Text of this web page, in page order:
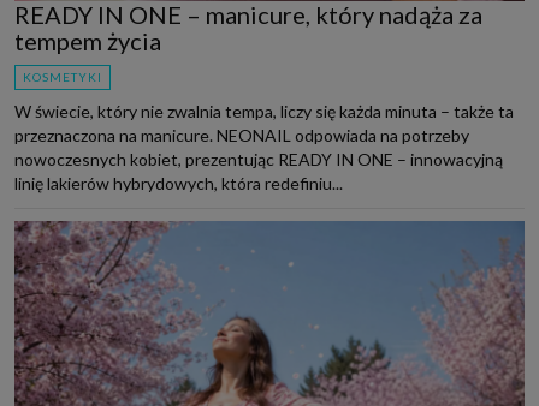
READY IN ONE – manicure, który nadąża za
tempem życia
KOSMETYKI
W świecie, który nie zwalnia tempa, liczy się każda minuta – także ta
przeznaczona na manicure. NEONAIL odpowiada na potrzeby
nowoczesnych kobiet, prezentując READY IN ONE – innowacyjną
linię lakierów hybrydowych, która redefiniu...